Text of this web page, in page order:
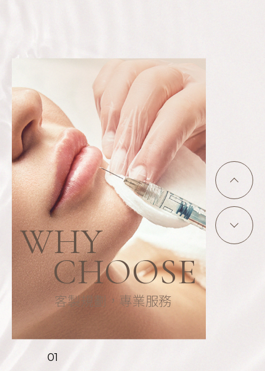
WHY
CHOOSE
客製規劃，專業服務
01
02
03
04
術後關心追蹤
專人追蹤每位顧客，確保您每一次的術後狀
態，都能更有感、更舒適。